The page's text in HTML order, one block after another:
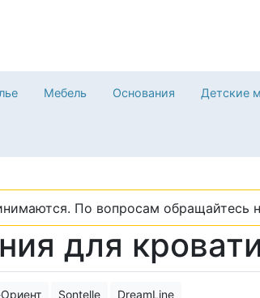
Мебель Основания Детские
По вопросам обращайтесь
для
Sontelle DreamLine